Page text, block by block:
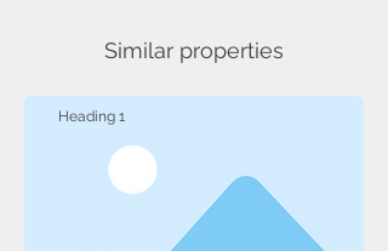
Similar properties
Heading 1